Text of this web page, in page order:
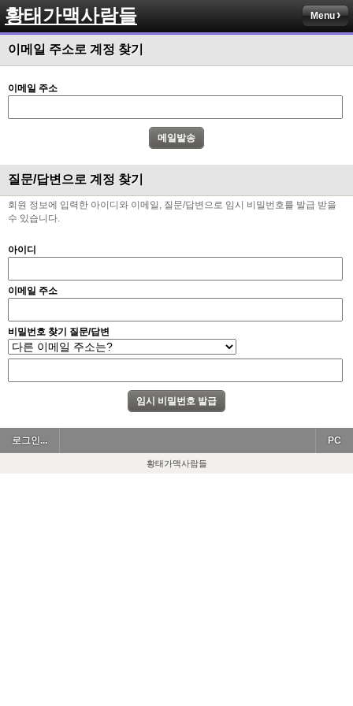
황태가맥사람들 Menu
이메일 주소로 계정 찾기
이메일 주소
질문/답변으로 계정 찾기
회원 정보에 입력한 아이디와 이메일, 질문/답변으로 임시 비밀번호를 발급 받을
수 있습니다.
아이디
이메일 주소
비밀번호 찾기 질문/답변
로그인... PC
황태가맥사람들